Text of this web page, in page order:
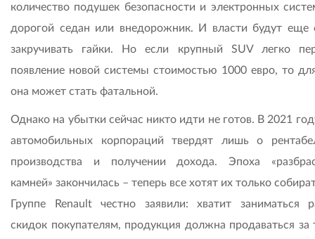
количество подушек безопасности и электронных
дорогой седан или внедорожник. И власти будут еще
закручивать гайки. Но если крупный SUV легко
появление новой системы стоимостью 1000 евро, то
она может стать фатальной.
Однако на убытки сейчас никто идти не готов. В 2021
автомобильных корпораций твердят лишь о
производства и получении дохода. Эпоха
камней» закончилась – теперь все хотят их только
Группе Renault честно заявили: хватит заниматься
скидок покупателям, продукция должна продаваться за